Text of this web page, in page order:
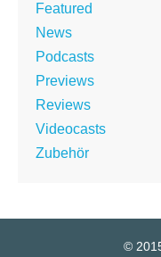
Featured
News
Podcasts
Previews
Reviews
Videocasts
Zubehör
©